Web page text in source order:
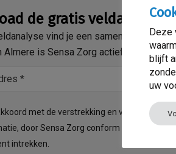
de gratis veldanalyse
vind je een samenvatting van
Almere is Sensa Zorg actief in
met de verstrekking en verwerking
door Sensa Zorg conform diens Privacy
intrekken.
Deze
blijft
uw